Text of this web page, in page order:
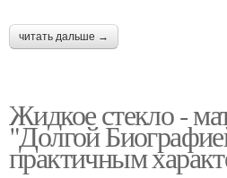
читать дальше →
Жидкое стекло -
"Долгой
практичным